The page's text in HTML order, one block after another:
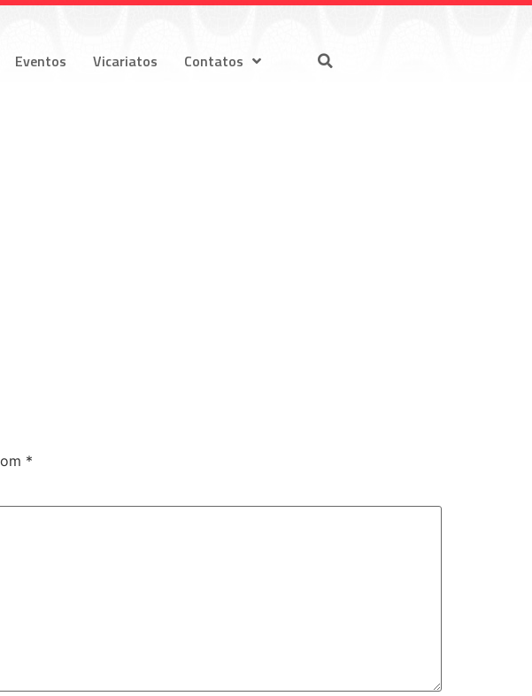
Eventos Vicariatos Contatos
*